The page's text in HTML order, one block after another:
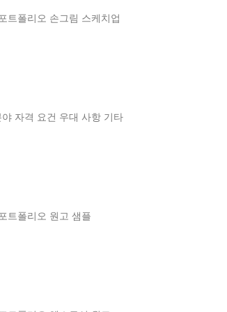
트폴리오 손그림 스케치업
자격 요건 우대 사항 기타
트폴리오 원고 샘플